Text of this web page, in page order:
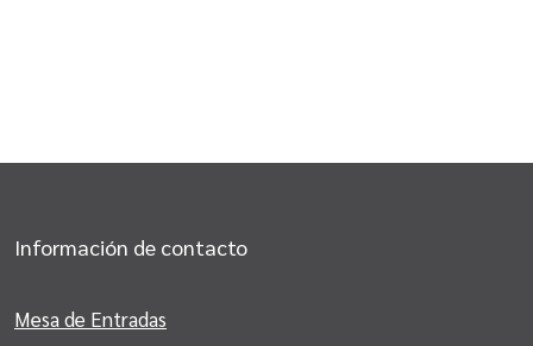
Información de contacto
Mesa de Entradas